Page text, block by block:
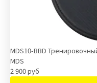
MDS10-BBD
MDS
2 900 руб